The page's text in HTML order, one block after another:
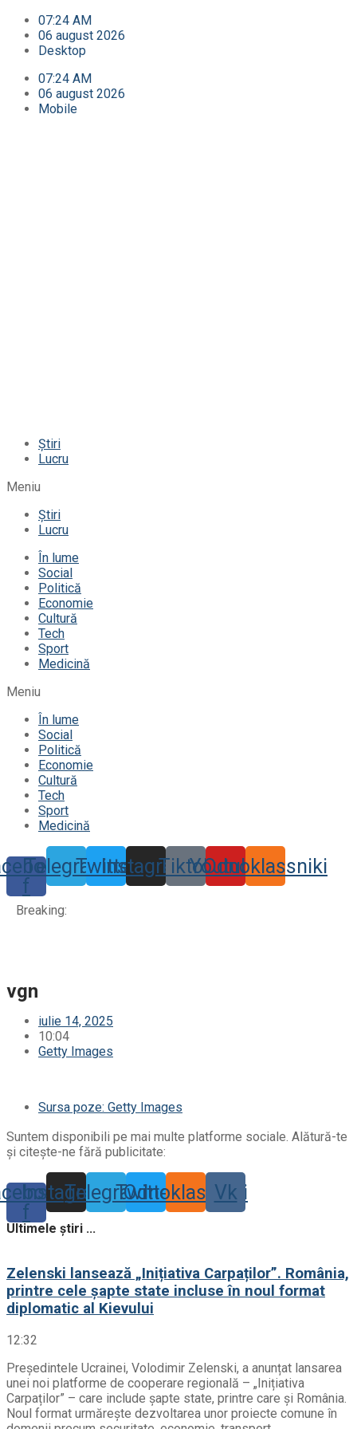
07:24 AM
06 august 2026
Desktop
07:24 AM
06 august 2026
Mobile
Știri
Lucru
Meniu
Știri
Lucru
În lume
Social
Politică
Economie
Cultură
Tech
Sport
Medicină
Meniu
În lume
Social
Politică
Economie
Cultură
Tech
Sport
Medicină
f
TelegramTwitter
Instagram
TiktokYoutube
Odnoklassniki
Breaking:
vgn
iulie 14, 2025
10:04
Getty Images
Sursa poze: Getty Images
Suntem disponibili pe mai multe platforme sociale. Alătură-te
și citește-ne fără publicitate:
f
Instagram
TelegramTwitter
Odnoklassniki
Vk
Ultimele știri ...
Zelenski lansează „Inițiativa Carpaților”. România,
printre cele șapte state incluse în noul format
diplomatic al Kievului
12:32
Președintele Ucrainei, Volodimir Zelenski, a anunțat lansarea
unei noi platforme de cooperare regională – „Inițiativa
Carpaților” – care include șapte state, printre care și România.
Noul format urmărește dezvoltarea unor proiecte comune în